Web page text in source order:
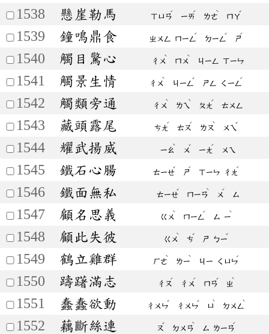
1538 懸崖勒馬 ㄒㄩㄢ
ˊ
ㄧㄞ
ˊ
ㄌㄜ
ˋ
ㄇㄚ
ˇ
1539 鐘鳴鼎食 ㄓㄨㄥ ㄇㄧㄥ
ˊ
ㄉㄧㄥ
ˇ
ㄕ
ˊ
1540 觸目驚心 ㄔㄨ
ˋ
ㄇㄨ
ˋ
ㄐㄧㄥ ㄒㄧㄣ
1541 觸景生情 ㄔㄨ
ˋ
ㄐㄧㄥ
ˇ
ㄕㄥ ㄑㄧㄥ
ˊ
1542 觸類旁通 ㄔㄨ
ˋ
ㄌㄟ
ˋ
ㄆㄤ
ˊ
ㄊㄨㄥ
1543 藏頭露尾 ㄘㄤ
ˊ
ㄊㄡ
ˊ
ㄌㄡ
ˋ
ㄨㄟ
ˇ
1544 耀武揚威 ㄧㄠ
ˋ
ㄨ
ˇ
ㄧㄤ
ˊ
ㄨㄟ
1545 鐵石心腸 ㄊㄧㄝ
ˇ
ㄕ
ˊ
ㄒㄧㄣ ㄔㄤ
ˊ
1546 鐵面無私 ㄊㄧㄝ
ˇ
ㄇㄧㄢ
ˋ
ㄨ
ˊ
ㄙ
1547 顧名思義 ㄍㄨ
ˋ
ㄇㄧㄥ
ˊ
ㄙ ㄧ
ˋ
1548 顧此失彼 ㄍㄨ
ˋ
ㄘ
ˇ
ㄕ ㄅㄧ
ˇ
1549 鶴立雞群 ㄏㄜ
ˋ
ㄌㄧ
ˋ
ㄐㄧ ㄑㄩㄣ
ˊ
1550 躊躇滿志 ㄔㄡ
ˊ
ㄔㄨ
ˊ
ㄇㄢ
ˇ
ㄓ
ˋ
1551 蠢蠢欲動 ㄔㄨㄣ
ˇ
ㄔㄨㄣ
ˇ
ㄩ
ˋ
ㄉㄨㄥ
ˋ
1552 藕斷絲連 ㄡ
ˇ
ㄉㄨㄢ
ˋ
ㄙ ㄌㄧㄢ
ˊ